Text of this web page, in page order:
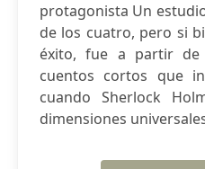
protagonista Un
de los cuatro, pero si
éxito, fue a partir de
cuentos cortos que
cuando Sherlock
dimensiones